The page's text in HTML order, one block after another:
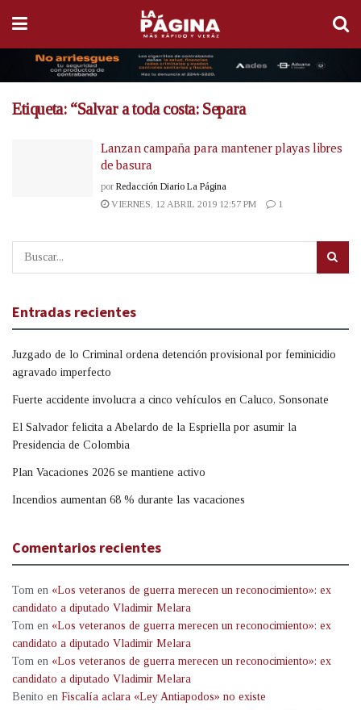
Etiqueta: “Salvar a toda costa: Separa
Lanzan campaña para mantener playas libres
de basura
por Redacción Diario La Página
VIERNES, 12 ABRIL 2019 12:57 PM
1
Entradas recientes
Juzgado de lo Criminal ordena detención provisional por feminicidio
agravado imperfecto
Fuerte accidente involucra a cinco vehículos en Caluco, Sonsonate
El Salvador felicita a Abelardo de la Espriella por asumir la
Presidencia de Colombia
Plan Vacaciones 2026 se mantiene activo
Incendios aumentan 68 % durante las vacaciones
Comentarios recientes
Tom en «Los veteranos de guerra merecen un reconocimiento»: ex
candidato a diputado Vladimir Melara
Tom en «Los veteranos de guerra merecen un reconocimiento»: ex
candidato a diputado Vladimir Melara
Tom en «Los veteranos de guerra merecen un reconocimiento»: ex
candidato a diputado Vladimir Melara
Benito en Fiscalía aclara «Ley Antiapodos» no existe